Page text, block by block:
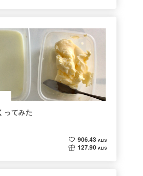
ってみた
906.43 ALIS
127.90 ALIS